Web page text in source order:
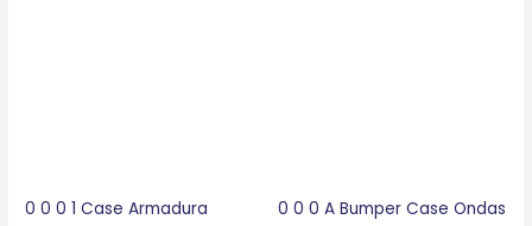
0 0 0 1 Case Armadura
0 0 0 A Bumper Case Ondas